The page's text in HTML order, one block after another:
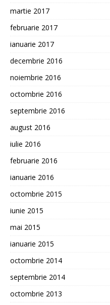
martie 2017
februarie 2017
ianuarie 2017
decembrie 2016
noiembrie 2016
octombrie 2016
septembrie 2016
august 2016
iulie 2016
februarie 2016
ianuarie 2016
octombrie 2015
iunie 2015
mai 2015
ianuarie 2015
octombrie 2014
septembrie 2014
octombrie 2013